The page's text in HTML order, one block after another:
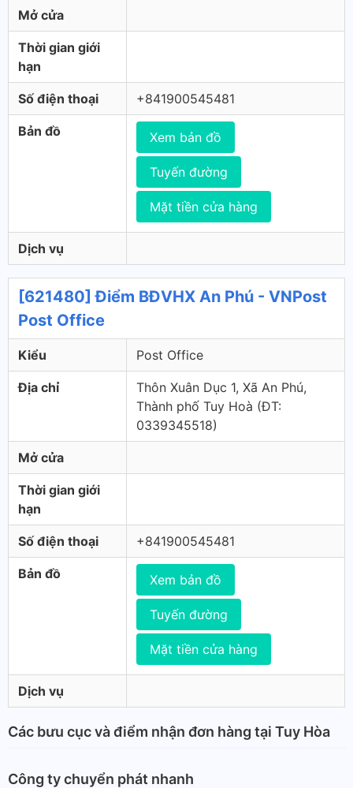
Mở cửa
Thời gian giới
hạn
Số điện thoại +841900545481
Bản đồ Xem bản đồ
Tuyến đường
Mặt tiền cửa hàng
Dịch vụ
[621480] Điểm BĐVHX An Phú - VNPost
Post Office
Kiểu Post Office
Địa chỉ
Thôn Xuân Dục 1, Xã An Phú,
Thành phố Tuy Hoà (ÐT:
0339345518)
Mở cửa
Thời gian giới
hạn
Số điện thoại +841900545481
Bản đồ Xem bản đồ
Tuyến đường
Mặt tiền cửa hàng
Dịch vụ
Các bưu cục và điểm nhận đơn hàng tại Tuy Hòa
Công ty chuyển phát nhanh